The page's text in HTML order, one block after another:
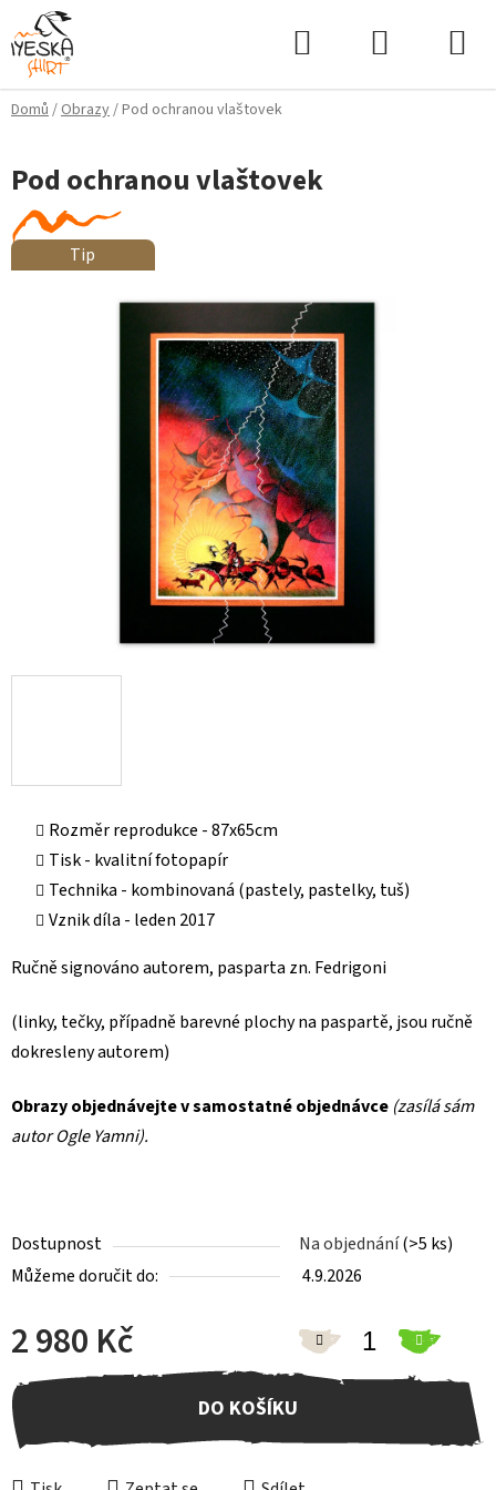
Přejít
na
obsah
Domů/Obrazy/Pod ochranou vlaštovek
Rozměr reprodukce - 87x65cm
Tisk - kvalitní fotopapír
Technika - kombinovaná (pastely, pastelky, tuš)
Vznik díla - leden 2017
Ručně signováno autorem, pasparta zn. Fedrigoni
(linky, tečky, případně barevné plochy na paspartě, jsou ručně
dokresleny autorem)
Obrazy objednávejte v samostatné objednávce (zasílá sám
autor Ogle Yamni).
Dostupnost Na objednání(>5 ks)
Můžeme doručit do:
4.9.2026
2 980 Kč
Měrná cena:
DO KOŠÍKU
Pod ochranou vlaštovek
Tip